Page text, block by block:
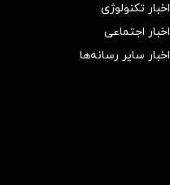
اخبار تکنولوژی
اخبار اجتماعی
اخبار سایر رسانه‌‌ها